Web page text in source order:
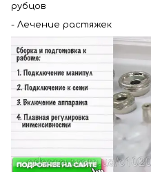
рубцов
- Лечение растяжек